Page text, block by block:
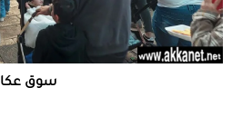
سوق عكا